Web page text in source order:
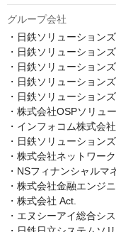
グループ会社
・日鉄ソリューション
・日鉄ソリューション
・日鉄ソリューション
・日鉄ソリューション
・日鉄ソリューション
・株式会社OSPソリュ
・インフォコム株式会社
・日鉄ソリューション
・株式会社ネットワー
・NSフィナンシャル
・株式会社金融エンジ
・株式会社 Act.
・エヌシーアイ総合シ